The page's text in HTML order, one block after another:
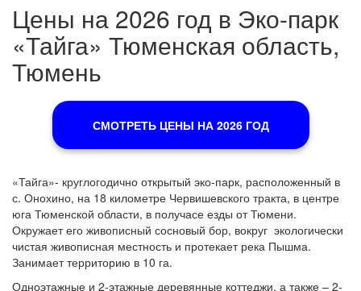
Цены на 2026 год в Эко-парк
«Тайга» Тюменская область,
Тюмень
СМОТРЕТЬ ЦЕНЫ НА 2026 ГОД
«Тайга»- круглогодично открытый эко-парк, расположенный в
с. Онохино, на 18 километре Червишевского тракта, в центре
юга Тюменской области, в получасе езды от Тюмени.
Окружает его живописный сосновый бор, вокруг экологически
чистая живописная местность и протекает река Пышма.
Занимает территорию в 10 га.
Одноэтажные и 2-этажные деревянные коттеджи, а также – 2-